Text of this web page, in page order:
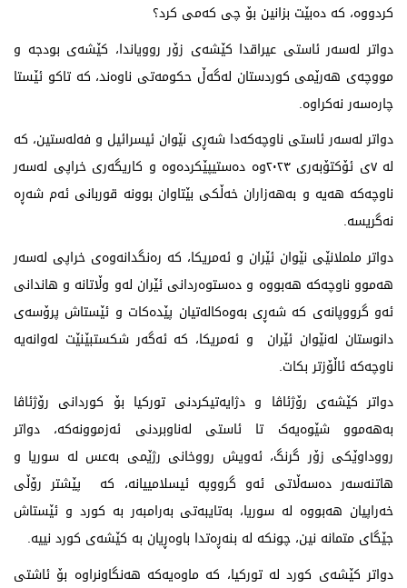
کردووە، کە دەبێت بزانین بۆ چی کەمی کرد؟
دواتر لەسەر ئاستی عیراقدا کێشەی زۆر روویاندا، کێشەی بودجە و
مووچەی هەرێمی کوردستان لەگەڵ حکومەتی ناوەند، کە تاکو ئێستا
چارەسەر نەکراوە.
دواتر لەسەر ئاستی ناوچەکەدا شەڕی نێوان ئیسرائیل و فەلەستین، کە
لە ٧ی ئۆکتۆبەری ٢٠٢٣وە دەستیپێکردەوە و کاریگەری خراپی لەسەر
ناوچەکە هەیە و بەهەزاران خەڵکی بێتاوان بوونە قوربانی ئەم شەڕە
نەگریسە.
دواتر ململانێی نێوان ئێران و ئەمریکا، کە رەنگدانەوەی خراپی لەسەر
هەموو ناوچەکە هەبووە و دەستوەردانی ئێران لەو وڵاتانە و هاندانی
ئەو گرووپانەی کە شەڕی بەوەکالەتیان پێدەکات و ئێستاش پرۆسەی
دانوستان لەنێوان ئێران و ئەمریکا، کە ئەگەر شکستبێنێت لەوانەیە
ناوچەکە ئاڵۆزتر بکات.
دواتر کێشەی رۆژئاڤا و دژایەتیکردنی تورکیا بۆ کوردانی رۆژئاڤا
بەهەموو شێوەیەک تا ئاستی لەناوبردنی ئەزموونەکە، دواتر
رووداوێکی زۆر گرنگ، ئەویش رووخانی رژێمی بەعس لە سوریا و
هاتنەسەر دەسەڵاتی ئەو گرووپە ئیسلامییانە، کە پێشتر رۆڵی
خەراپیان هەبووە لە سوریا، بەتایبەتی بەرامبەر بە کورد و ئێستاش
جێگای متمانە نین، چونکە لە بنەڕەتدا باوەڕیان بە کێشەی کورد نییە.
دواتر کێشەی کورد لە تورکیا، کە ماوەیەکە هەنگاونراوە بۆ ئاشتی